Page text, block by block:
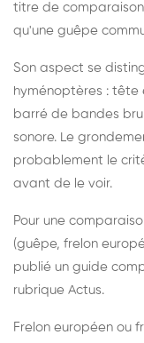
titre de
qu'une guêpe
Son aspect se
hyménoptères :
barré de bandes
sonore. Le
probablement le
avant de le voir.
Pour une
(guêpe, frelon
publié un guide
rubrique Actus.
Frelon européen ou